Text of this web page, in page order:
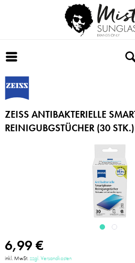
ZEISS ANTIBAKTERIELLE
REINIGUBGSTÜCHER (30 STK.)
6,99 €
inkl. MwSt.zzgl. Versandkosten